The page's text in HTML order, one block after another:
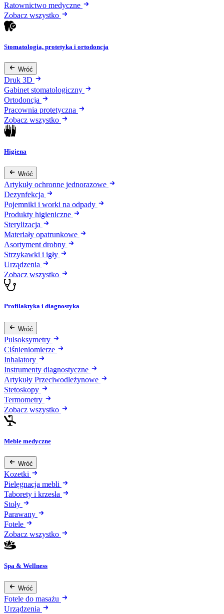
Ratownictwo medyczne
Zobacz wszystko
Stomatologia, protetyka i ortodoncja
Wróć
Druk 3D
Gabinet stomatologiczny
Ortodoncja
Pracownia protetyczna
Zobacz wszystko
Higiena
Wróć
Artykuły ochronne jednorazowe
Dezynfekcja
Pojemniki i worki na odpady
Produkty higieniczne
Sterylizacja
Materiały opatrunkowe
Asortyment drobny
Strzykawki i igły
Urządzenia
Zobacz wszystko
Profilaktyka i diagnostyka
Wróć
Pulsoksymetry
Ciśnieniomierze
Inhalatory
Instrumenty diagnostyczne
Artykuły Przeciwodleżynowe
Stetoskopy
Termometry
Zobacz wszystko
Meble medyczne
Wróć
Kozetki
Pielęgnacja mebli
Taborety i krzesła
Stoły
Parawany
Fotele
Zobacz wszystko
Spa & Wellness
Wróć
Fotele do masażu
Urządzenia